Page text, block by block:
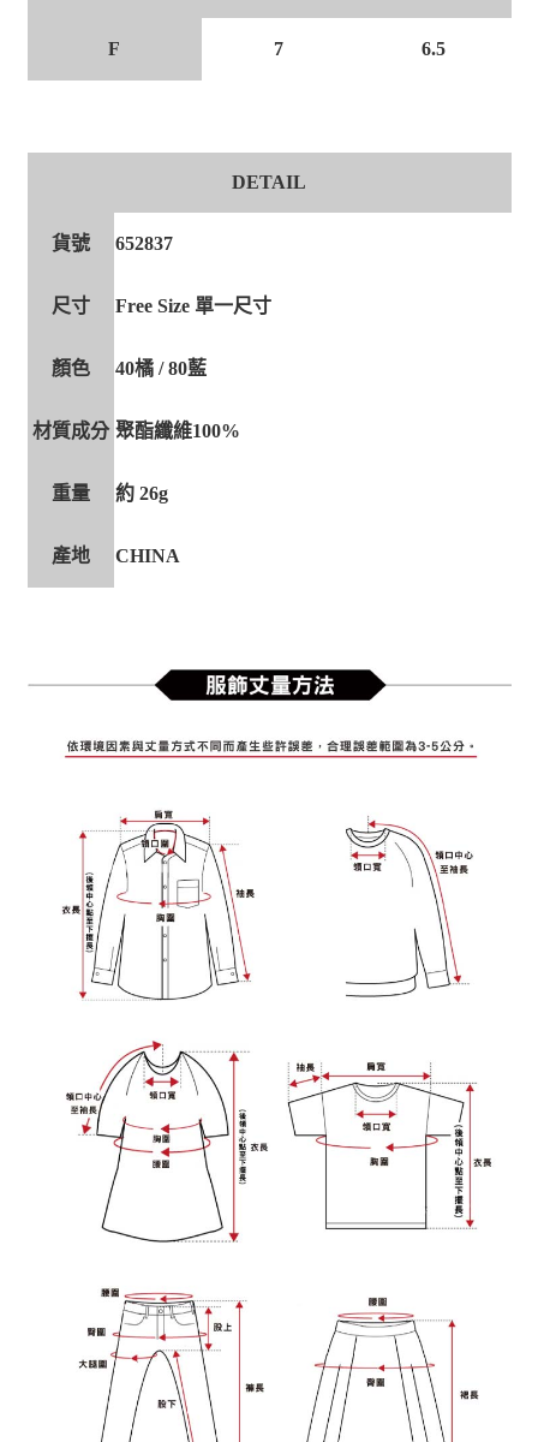
F 7 6.5
DETAIL
貨號 652837
尺寸 Free Size 單一尺寸
顏色 40橘 / 80藍
材質成分 聚酯纖維100%
重量 約 26g
產地 CHINA